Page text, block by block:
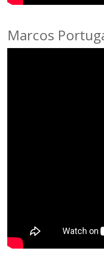
Marcos